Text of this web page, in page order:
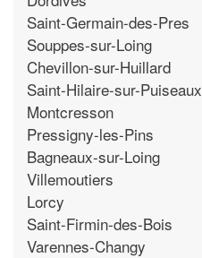
Saint-Germain-des-Pres
Souppes-sur-Loing
Chevillon-sur-Huillard
Saint-Hilaire-sur-Puiseaux
Montcresson
Pressigny-les-Pins
Bagneaux-sur-Loing
Villemoutiers
Lorcy
Saint-Firmin-des-Bois
Varennes-Changy